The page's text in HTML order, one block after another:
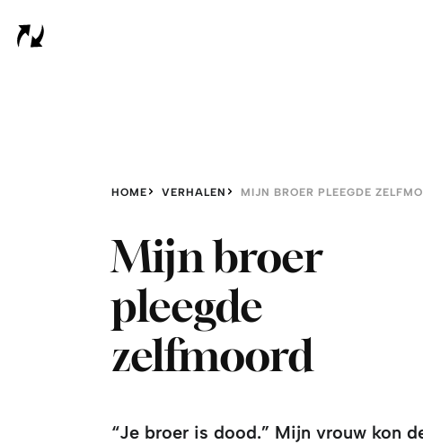
HOME VERHALEN MIJN BROER PLEEGDE
Mijn broer
pleegde
zelfmoord
“Je broer is dood.” Mijn vrouw kon